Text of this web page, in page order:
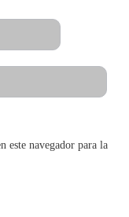
este navegador para la